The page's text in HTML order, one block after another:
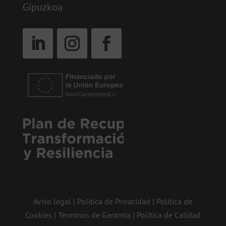
Gipuzkoa
Aviso legal | Política de Privacidad | Política de
Cookies | Términos de Garantía | Política de Calidad